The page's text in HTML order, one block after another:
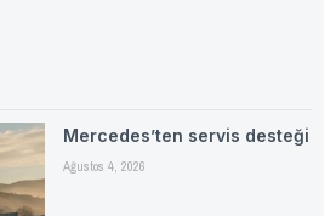
Mercedes’ten servis desteği
Ağustos 4, 2026